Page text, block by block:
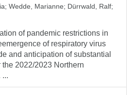
; Wedde, Marianne; Dürrwald, Ralf;
of pandemic restrictions in
of respiratory virus
and anticipation of substantial
2022/2023 Northern
...